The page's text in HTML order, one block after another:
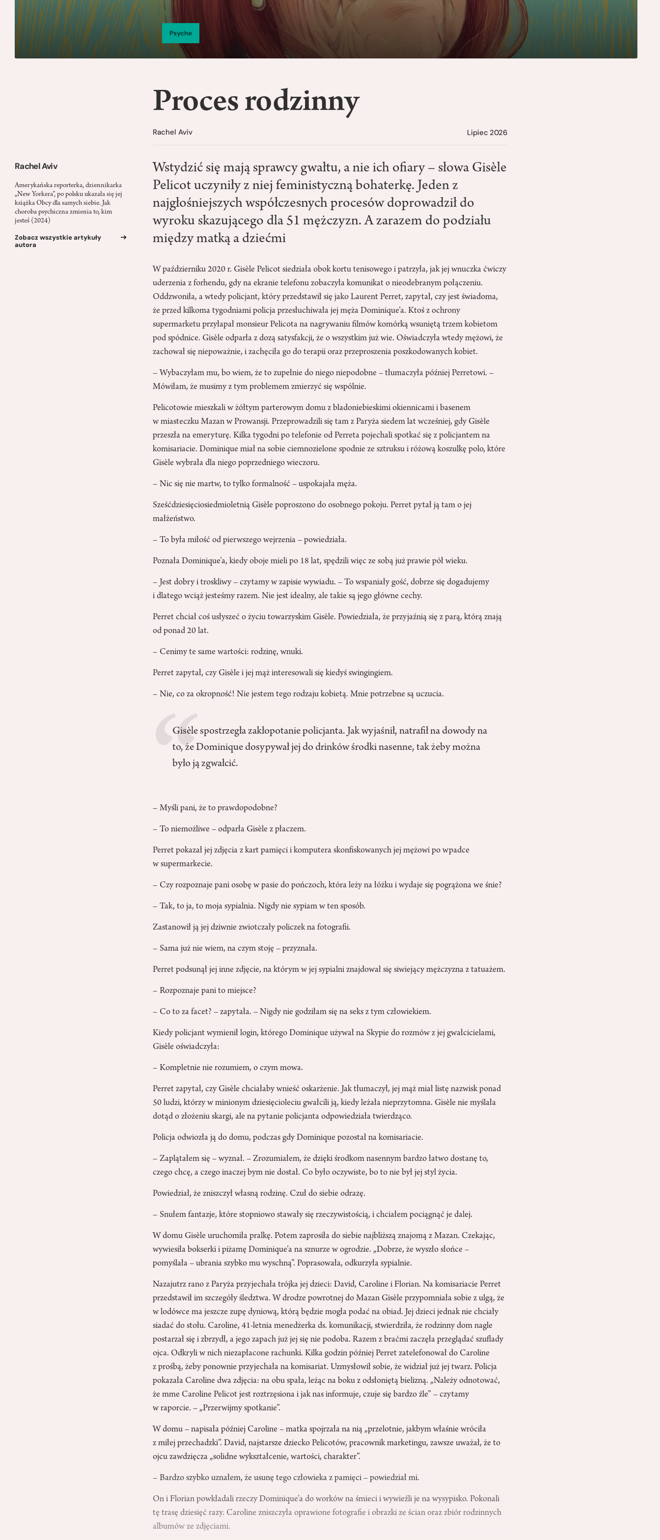
Psyche
Rachel Aviv
Amerykańska reporterka, dziennikarka
„New Yorkera”, po polsku ukazała się jej
książka Obcy dla samych siebie. Jak
choroba psychiczna zmienia to, kim
jesteś (2024)
Zobacz wszystkie artykuły
autora
Proces rodzinny
Rachel Aviv Lipiec 2026
Wstydzić się mają sprawcy gwałtu, a nie ich ofiary – słowa Gisèle
Pelicot uczyniły z niej feministyczną bohaterkę. Jeden z
najgłośniejszych współczesnych procesów doprowadził do
wyroku skazującego dla 51 mężczyzn. A zarazem do podziału
między matką a dziećmi
W październiku 2020 r. Gisèle Pelicot siedziała obok kortu tenisowego i patrzyła, jak jej wnuczka ćwiczy
uderzenia z forhendu, gdy na ekranie telefonu zobaczyła komunikat o nieodebranym połączeniu.
Oddzwoniła, a wtedy policjant, który przedstawił się jako Laurent Perret, zapytał, czy jest świadoma,
że przed kilkoma tygodniami policja przesłuchiwała jej męża Dominique’a. Ktoś z ochrony
supermarketu przyłapał monsieur Pelicota na nagrywaniu filmów komórką wsuniętą trzem kobietom
pod spódnice. Gisèle odparła z dozą satysfakcji, że o wszystkim już wie. Oświadczyła wtedy mężowi, że
zachował się niepoważnie, i zachęciła go do terapii oraz przeproszenia poszkodowanych kobiet.
– Wybaczyłam mu, bo wiem, że to zupełnie do niego niepodobne – tłumaczyła później Perretowi. –
Mówiłam, że musimy z tym problemem zmierzyć się wspólnie.
Pelicotowie mieszkali w żółtym parterowym domu z bladoniebieskimi okiennicami i basenem
w miasteczku Mazan w Prowansji. Przeprowadzili się tam z Paryża siedem lat wcześniej, gdy Gisèle
przeszła na emeryturę. Kilka tygodni po telefonie od Perreta pojechali spotkać się z policjantem na
komisariacie. Dominique miał na sobie ciemnozielone spodnie ze sztruksu i różową koszulkę polo, które
Gisèle wybrała dla niego poprzedniego wieczoru.
– Nic się nie martw, to tylko formalność – uspokajała męża.
Sześćdziesięciosiedmioletnią Gisèle poproszono do osobnego pokoju. Perret pytał ją tam o jej
małżeństwo.
– To była miłość od pierwszego wejrzenia – powiedziała.
Poznała Dominique’a, kiedy oboje mieli po 18 lat, spędzili więc ze sobą już prawie pół wieku.
– Jest dobry i troskliwy – czytamy w zapisie wywiadu. – To wspaniały gość, dobrze się dogadujemy
i dlatego wciąż jesteśmy razem. Nie jest idealny, ale takie są jego główne cechy.
Perret chciał coś usłyszeć o życiu towarzyskim Gisèle. Powiedziała, że przyjaźnią się z parą, którą znają
od ponad 20 lat.
– Cenimy te same wartości: rodzinę, wnuki.
Perret zapytał, czy Gisèle i jej mąż interesowali się kiedyś swingingiem.
– Nie, co za okropność! Nie jestem tego rodzaju kobietą. Mnie potrzebne są uczucia.
Gisèle spostrzegła zakłopotanie policjanta. Jak wyjaśnił, natrafił na dowody na
to, że Dominique dosypywał jej do drinków środki nasenne, tak żeby można
było ją zgwałcić.
– Myśli pani, że to prawdopodobne?
– To niemożliwe – odparła Gisèle z płaczem.
Perret pokazał jej zdjęcia z kart pamięci i komputera skonfiskowanych jej mężowi po wpadce
w supermarkecie.
– Czy rozpoznaje pani osobę w pasie do pończoch, która leży na łóżku i wydaje się pogrążona we śnie?
– Tak, to ja, to moja sypialnia. Nigdy nie sypiam w ten sposób.
Zastanowił ją jej dziwnie zwiotczały policzek na fotografii.
– Sama już nie wiem, na czym stoję – przyznała.
Perret podsunął jej inne zdjęcie, na którym w jej sypialni znajdował się siwiejący mężczyzna z tatuażem.
– Rozpoznaje pani to miejsce?
– Co to za facet? – zapytała. – Nigdy nie godziłam się na seks z tym człowiekiem.
Kiedy policjant wymienił login, którego Dominique używał na Skypie do rozmów z jej gwałcicielami,
Gisèle oświadczyła:
– Kompletnie nie rozumiem, o czym mowa.
Perret zapytał, czy Gisèle chciałaby wnieść oskarżenie. Jak tłumaczył, jej mąż miał listę nazwisk ponad
50 ludzi, którzy w minionym dziesięcioleciu gwałcili ją, kiedy leżała nieprzytomna. Gisèle nie myślała
dotąd o złożeniu skargi, ale na pytanie policjanta odpowiedziała twierdząco.
Policja odwiozła ją do domu, podczas gdy Dominique pozostał na komisariacie.
– Zaplątałem się – wyznał. – Zrozumiałem, że dzięki środkom nasennym bardzo łatwo dostanę to,
czego chcę, a czego inaczej bym nie dostał. Co było oczywiste, bo to nie był jej styl życia.
Powiedział, że zniszczył własną rodzinę. Czuł do siebie odrazę.
– Snułem fantazje, które stopniowo stawały się rzeczywistością, i chciałem pociągnąć je dalej.
W domu Gisèle uruchomiła pralkę. Potem zaprosiła do siebie najbliższą znajomą z Mazan. Czekając,
wywiesiła bokserki i piżamę Dominique’a na sznurze w ogrodzie. „Dobrze, że wyszło słońce –
pomyślała – ubrania szybko mu wyschną”. Poprasowała, odkurzyła sypialnie.
Nazajutrz rano z Paryża przyjechała trójka jej dzieci: David, Caroline i Florian. Na komisariacie Perret
przedstawił im szczegóły śledztwa. W drodze powrotnej do Mazan Gisèle przypomniała sobie z ulgą, że
w lodówce ma jeszcze zupę dyniową, którą będzie mogła podać na obiad. Jej dzieci jednak nie chciały
siadać do stołu. Caroline, 41-letnia menedżerka ds. komunikacji, stwierdziła, że rodzinny dom nagle
postarzał się i zbrzydł, a jego zapach już jej się nie podoba. Razem z braćmi zaczęła przeglądać szuflady
ojca. Odkryli w nich niezapłacone rachunki. Kilka godzin później Perret zatelefonował do Caroline
z prośbą, żeby ponownie przyjechała na komisariat. Uzmysłowił sobie, że widział już jej twarz. Policja
pokazała Caroline dwa zdjęcia: na obu spała, leżąc na boku z odsłoniętą bielizną. „Należy odnotować,
że mme Caroline Pelicot jest roztrzęsiona i jak nas informuje, czuje się bardzo źle” – czytamy
w raporcie. – „Przerwijmy spotkanie”.
W domu – napisała później Caroline – matka spojrzała na nią „przelotnie, jakbym właśnie wróciła
z miłej przechadzki”. David, najstarsze dziecko Pelicotów, pracownik marketingu, zawsze uważał, że to
ojcu zawdzięcza „solidne wykształcenie, wartości, charakter”.
– Bardzo szybko uznałem, że usunę tego człowieka z pamięci – powiedział mi.
On i Florian powkładali rzeczy Dominique’a do worków na śmieci i wywieźli je na wysypisko. Pokonali
tę trasę dziesięć razy. Caroline zniszczyła oprawione fotografie i obrazki ze ścian oraz zbiór rodzinnych
albumów ze zdjęciami.